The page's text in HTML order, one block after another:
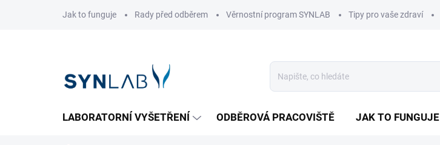
Jak to funguje Rady před odběrem Věrnostní program SYNLAB Tipy pro vaše zdraví
LABORATORNÍ VYŠETŘENÍ ODBĚROVÁ PRACOVIŠTĚ JAK TO FUNGUJE